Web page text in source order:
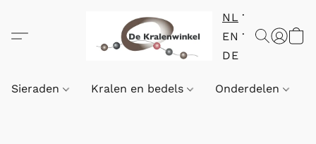
NL
EN
DE
Sieraden Kralen en bedels Onderdelen